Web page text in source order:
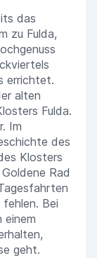
das
zu Fulda,
errichtet.
alten
Fulda.
Im
des
Klosters
Rad
Bei
einem
geht.